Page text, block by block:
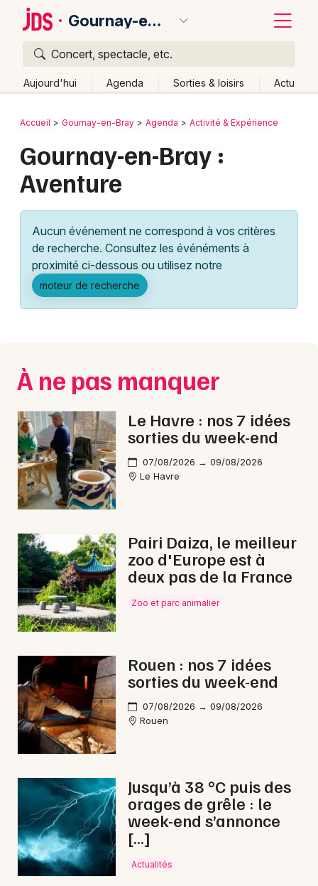
Gournay-en-Bray
Concert, spectacle, etc.
Aujourd'hui Agenda Sorties & loisirs Actu
Publier un événement
Grands événements
Activité & Expérience
Manifestations
Foires & salons
Concerts
Sports
Soirées
Sorties famille
Sorties & loisirs
Aventure dans la Seine-Maritime
Aventure en Haute-Normandie
Aventure en Normandie
Newsletter des sorties
Artistes en tournée
Actus à Gournay-en-Bray
Magazine à Gournay-en-Bray
Bordeaux
Colmar
Lille
Lyon
Marseille
Mulhouse
Nice
Paris
Strasbourg
Toulouse
Toutes les villes
Retour
Accueil Gournay-en-Bray Agenda Activité & Expérience
Gournay-en-Bray :
Aventure
Aucun événement ne correspond à vos critères
de recherche. Consultez les événéments à
proximité ci-dessous ou utilisez notre
moteur de recherche
À ne pas manquer
Le Havre : nos 7 idées
sorties du week-end
07/08/2026 → 09/08/2026
Le Havre
Pairi Daiza, le meilleur
zoo d'Europe est à
deux pas de la France
Zoo et parc animalier
Rouen : nos 7 idées
sorties du week-end
07/08/2026 → 09/08/2026
Rouen
Jusqu’à 38 °C puis des
orages de grêle : le
week-end s’annonce
[…]
Actualités
Quoi ?
Où ?
Haute-Normandie
Partout
Près de moi
Changer de lieu
Aujourd'hui
Demain Ce week-end Autre